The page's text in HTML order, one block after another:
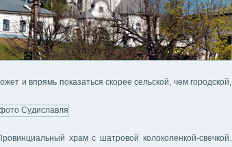
и впрямь показаться скорее сельской, чем городской,
храм с шатровой колоколенкой-свечкой.